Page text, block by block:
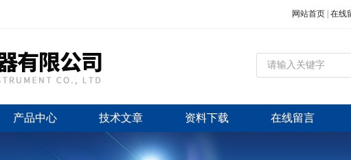
网站首页 在线
产品中心 技术文章 资料下载 在线留言